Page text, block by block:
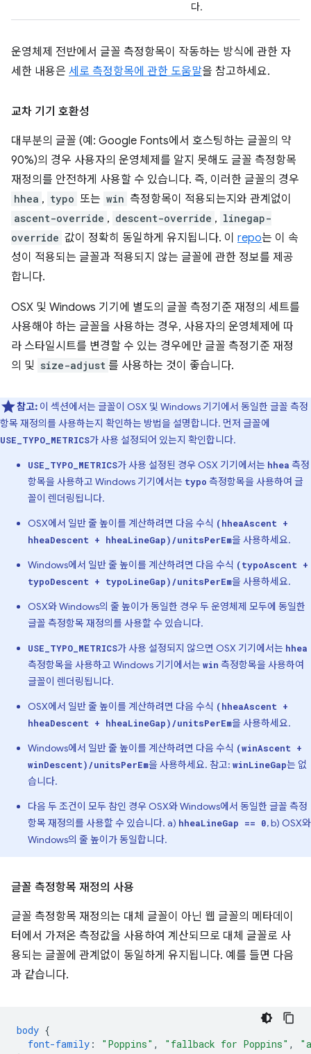
다.
운영체제 전반에서 글꼴 측정항목이 작동하는 방식에 관한 자
세한 내용은 세로 측정항목에 관한 도움말을 참고하세요.
교차 기기 호환성
대부분의 글꼴 (예: Google Fonts에서 호스팅하는 글꼴의 약
90%)의 경우 사용자의 운영체제를 알지 못해도 글꼴 측정항목
재정의를 안전하게 사용할 수 있습니다. 즉, 이러한 글꼴의 경우
hhea , typo 또는 win 측정항목이 적용되는지와 관계없이
ascent-override , descent-override , linegap-
override 값이 정확히 동일하게 유지됩니다. 이 repo는 이 속
성이 적용되는 글꼴과 적용되지 않는 글꼴에 관한 정보를 제공
합니다.
OSX 및 Windows 기기에 별도의 글꼴 측정기준 재정의 세트를
사용해야 하는 글꼴을 사용하는 경우, 사용자의 운영체제에 따
라 스타일시트를 변경할 수 있는 경우에만 글꼴 측정기준 재정
의 및 size-adjust 를 사용하는 것이 좋습니다.
참고: 이 섹션에서는 글꼴이 OSX 및 Windows 기기에서 동일한 글꼴 측정
항목 재정의를 사용하는지 확인하는 방법을 설명합니다. 먼저 글꼴에
USE_TYPO_METRICS가 사용 설정되어 있는지 확인합니다.
USE_TYPO_METRICS가 사용 설정된 경우 OSX 기기에서는 hhea 측정
항목을 사용하고 Windows 기기에서는 typo 측정항목을 사용하여 글
꼴이 렌더링됩니다.
OSX에서 일반 줄 높이를 계산하려면 다음 수식 (hheaAscent +
hheaDescent + hheaLineGap)/unitsPerEm을 사용하세요.
Windows에서 일반 줄 높이를 계산하려면 다음 수식 (typoAscent +
typoDescent + typoLineGap)/unitsPerEm을 사용하세요.
OSX와 Windows의 줄 높이가 동일한 경우 두 운영체제 모두에 동일한
글꼴 측정항목 재정의를 사용할 수 있습니다.
USE_TYPO_METRICS가 사용 설정되지 않으면 OSX 기기에서는 hhea
측정항목을 사용하고 Windows 기기에서는win 측정항목을 사용하여
글꼴이 렌더링됩니다.
OSX에서 일반 줄 높이를 계산하려면 다음 수식 (hheaAscent +
hheaDescent + hheaLineGap)/unitsPerEm을 사용하세요.
Windows에서 일반 줄 높이를 계산하려면 다음 수식 (winAscent +
winDescent)/unitsPerEm을 사용하세요. 참고: winLineGap는 없
습니다.
다음 두 조건이 모두 참인 경우 OSX와 Windows에서 동일한 글꼴 측정
항목 재정의를 사용할 수 있습니다. a) hheaLineGap == 0, b) OSX와
Windows의 줄 높이가 동일합니다.
글꼴 측정항목 재정의 사용
글꼴 측정항목 재정의는 대체 글꼴이 아닌 웹 글꼴의 메타데이
터에서 가져온 측정값을 사용하여 계산되므로 대체 글꼴로 사
용되는 글꼴에 관계없이 동일하게 유지됩니다. 예를 들면 다음
과 같습니다.
body {
font-family : "Poppins" , "fallback for Poppins" ,